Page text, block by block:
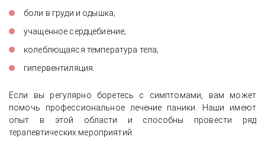
боли в груди и одышка;
учащенное сердцебиение;
колеблющаяся температура тела;
гипервентиляция.
Если вы регулярно боретесь с симптомами, вам может
помочь профессиональное лечение паники. Наши имеют
опыт в этой области и способны провести ряд
терапевтических мероприятий.